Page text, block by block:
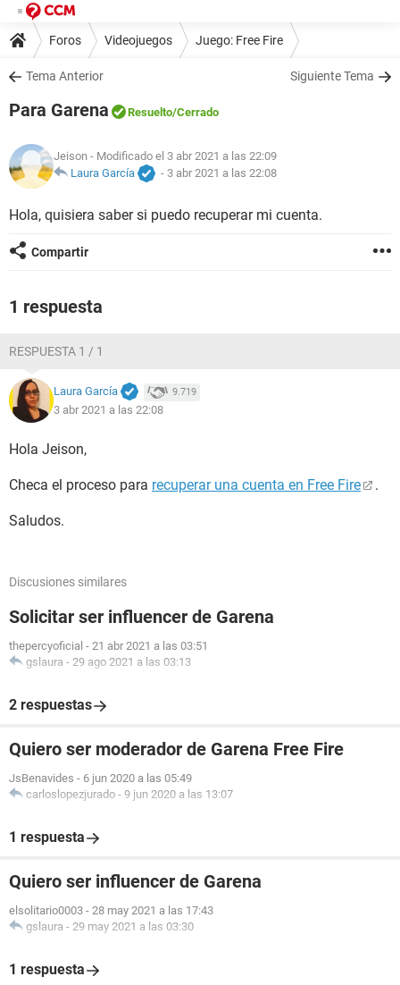
Foros Videojuegos Juego: Free Fire
Tema Anterior Siguiente Tema
Para Garena Resuelto/Cerrado
Jeison - Modificado el 3 abr 2021 a las 22:09
Laura García
- 3 abr 2021 a las 22:08
Hola, quisiera saber si puedo recuperar mi cuenta.
Compartir
1 respuesta
RESPUESTA 1 / 1
Laura García 9.719
3 abr 2021 a las 22:08
Hola Jeison,
Checa el proceso para recuperar una cuenta en Free Fire .
Saludos.
Discusiones similares
Solicitar ser influencer de Garena
thepercyoficial - 21 abr 2021 a las 03:51
gslaura - 29 ago 2021 a las 03:13
2 respuestas
Quiero ser moderador de Garena Free Fire
JsBenavides - 6 jun 2020 a las 05:49
carloslopezjurado - 9 jun 2020 a las 13:07
1 respuesta
Quiero ser influencer de Garena
elsolitario0003 - 28 may 2021 a las 17:43
gslaura - 29 may 2021 a las 03:30
1 respuesta